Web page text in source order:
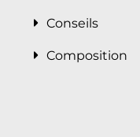
Conseils
Composition